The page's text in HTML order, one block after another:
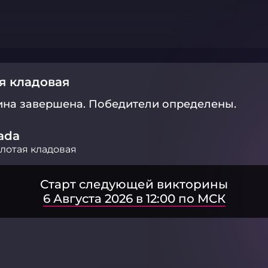
кладовая
завершена. Победители определены.
кладовая
Старт следующей викторины
6 Августа 2026 в 12:00 по МСК